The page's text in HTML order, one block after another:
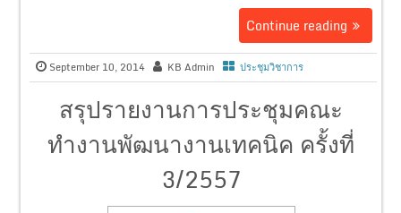
Continue reading
September 10, 2014 KB Admin ประชุมวิชาการ
สรุปรายงานการประชุมคณะ
ทำงานพัฒนางานเทคนิค ครั้งที่
3/2557